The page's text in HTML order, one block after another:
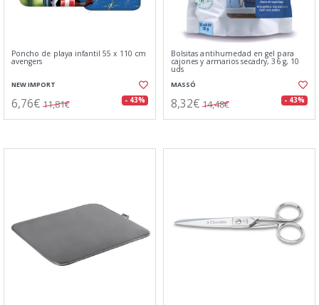
Poncho de playa infantil 55 x 110 cm
avengers
NEW IMPORT
6,76€ 11,81€ - 43%
Bolsitas antihumedad en gel para
cajones y armarios secadry, 36 g, 10
uds
MASSÓ
8,32€ 14,48€ - 43%